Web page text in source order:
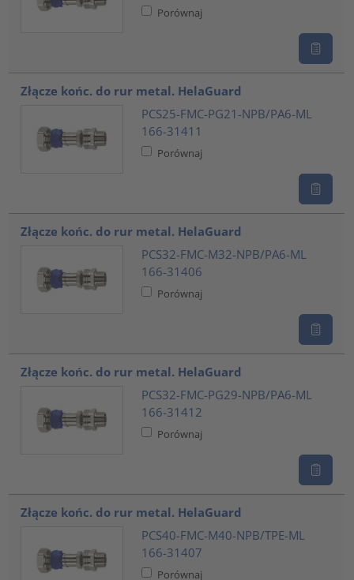
Porównaj
Złącze końc. do rur metal. HelaGuard
PCS25-FMC-PG21-NPB/PA6-ML
166-31411
Porównaj
Złącze końc. do rur metal. HelaGuard
PCS32-FMC-M32-NPB/PA6-ML
166-31406
Porównaj
Złącze końc. do rur metal. HelaGuard
PCS32-FMC-PG29-NPB/PA6-ML
166-31412
Porównaj
Złącze końc. do rur metal. HelaGuard
PCS40-FMC-M40-NPB/TPE-ML
166-31407
Porównaj